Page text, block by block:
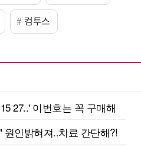
컴투스